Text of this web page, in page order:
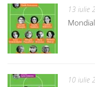
13 iulie
10 iulie